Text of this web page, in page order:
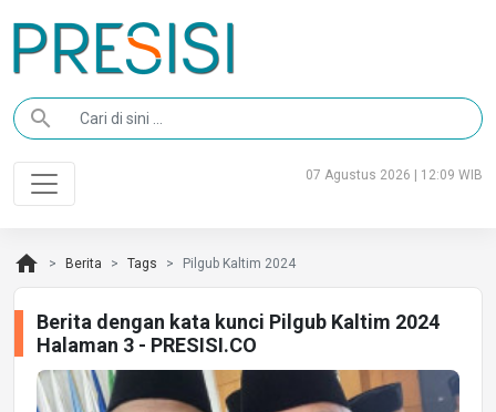
search
07 Agustus 2026 | 12:09 WIB
home Berita Tags Pilgub Kaltim 2024
Berita dengan kata kunci Pilgub Kaltim 2024
Halaman 3 - PRESISI.CO